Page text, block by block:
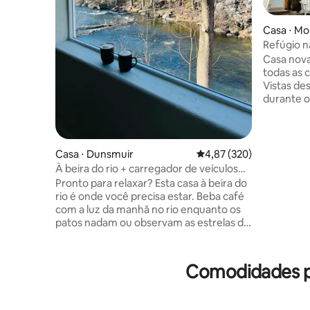
Casa ⋅ Dunsmuir 4,87 de uma avaliação
4,87 (320)
À beira do rio + carregador de veículos
elétricos | A minutos de cachoeiras
Pronto para relaxar? Esta casa à beira do
rio é onde você precisa estar. Beba café
com a luz da manhã no rio enquanto os
patos nadam ou observam as estrelas do
os ambientes enquanto se conecta ao
Wi-Fi de alta velocidade. Descomprima
Casa ⋅
Refúgio
Casa
todas as
Vistas
durante
Comodidades